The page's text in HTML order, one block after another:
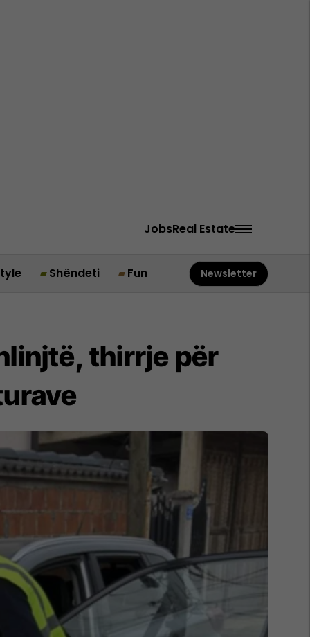
JobsReal Estate
Shëndeti Fun Newsletter
thirrje për